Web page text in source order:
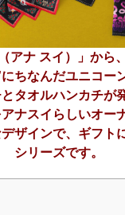
アナ スイ）」から
ちなんだユニコー
タオルハンカチが
ナスイらしいオー
ザインで、ギフト
シリーズです。